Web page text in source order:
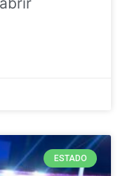
ESTADO